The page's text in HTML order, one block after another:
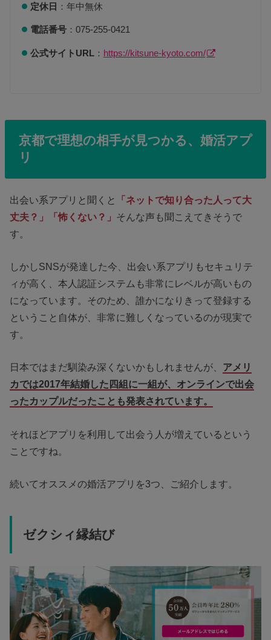
定休日 ：年中無休
電話番号：075-255-0421
公式サイトURL： https://kitsune-kyoto.com/
京都で理想の相手が見つかる、婚活アプ
リ
出会い系アプリと聞くと
「ネットで知り合った人って大
丈夫？」「怖くない？」 そんな声も聞こえてきそうで
す。
しかしSNSが発達した今、出会い系アプリもセキュリテ
ィが高く、本人認証システムも非常にレベルが高いもの
になっています。そのため、誰かになりきって登録する
ということ自体が、非常に難しくなっているのが現実で
す。
日本ではまだ馴染み深くないかもしれませんが、 アメリ
カでは2017年結婚した四組に一組が、オンラインで出会
ったカップルだったことも発表されています。
それほどアプリを利用して出会う人が増えているという
ことですね。
続いてオススメの婚活アプリを3つ、ご紹介します。
ゼクシィ縁結び